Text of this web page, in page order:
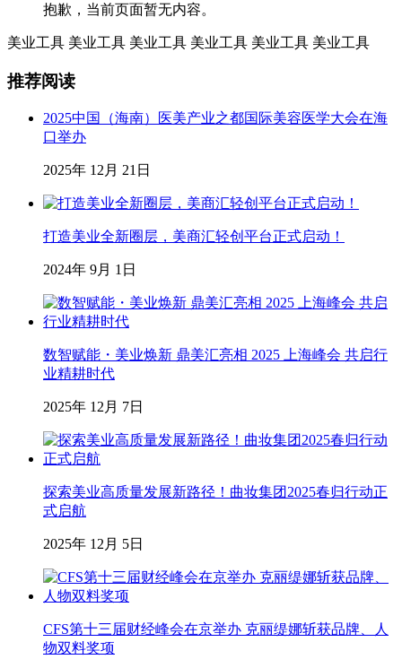
抱歉，当前页面暂无内容。
美业工具 美业工具 美业工具 美业工具 美业工具 美业工具
推荐阅读
2025中国（海南）医美产业之都国际美容医学大会在海
口举办
2025年 12月 21日
打造美业全新圈层，美商汇轻创平台正式启动！
2024年 9月 1日
数智赋能・美业焕新 鼎美汇亮相 2025 上海峰会 共启行
业精耕时代
2025年 12月 7日
探索美业高质量发展新路径！曲妆集团2025春归行动正
式启航
2025年 12月 5日
CFS第十三届财经峰会在京举办 克丽缇娜斩获品牌、人
物双料奖项